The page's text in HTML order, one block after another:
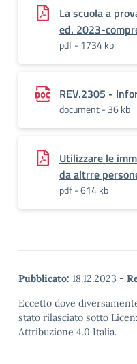
La scuola a
ed. 2023-
pdf - 1734 kb
REV.2305 -
document - 36 kb
Utilizzare le
da altrre
pdf - 614 kb
Pubblicato: 18.12.2023 -
Eccetto dove
stato rilasciato sotto
Attribuzione 4.0 Italia.